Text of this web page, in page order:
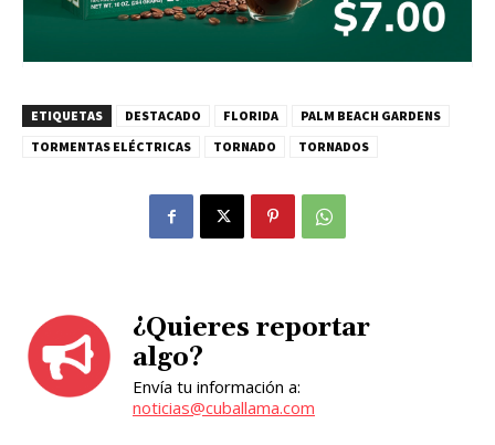
ETIQUETAS DESTACADO FLORIDA
PALM BEACH GARDENS
TORMENTAS ELÉCTRICAS
TORNADO TORNADOS
¿Quieres reportar
algo?
Envía tu información a:
noticias@cuballama.com